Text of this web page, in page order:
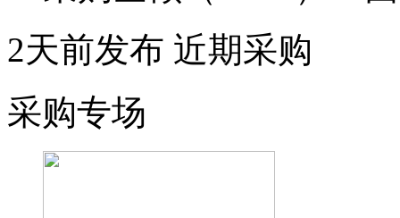
2天前发布 近期采购
采购专场